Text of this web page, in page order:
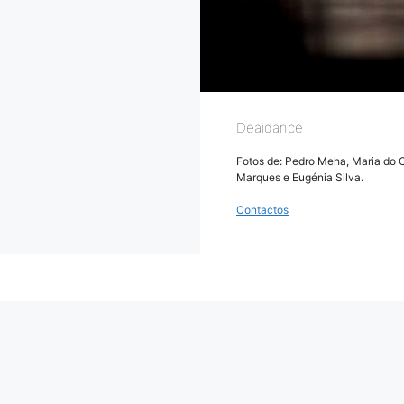
Deaidance
Fotos de: Pedro Meha, Maria do
Marques e Eugénia Silva.
Contactos